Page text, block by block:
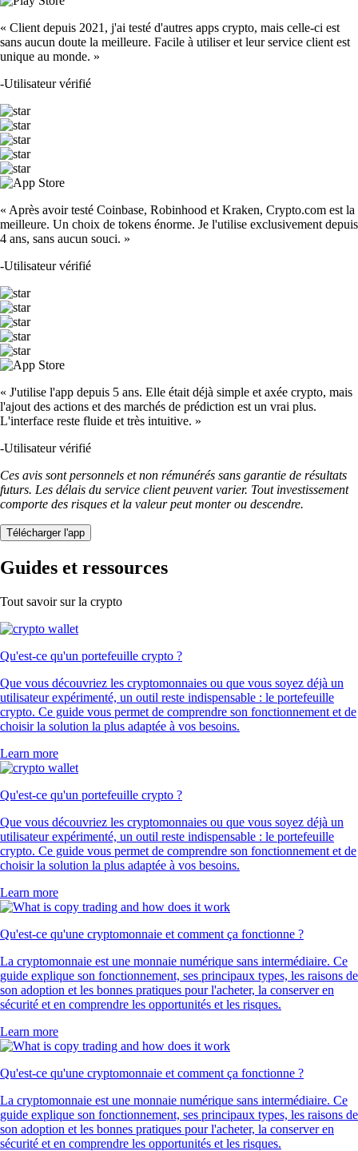
« Client depuis 2021, j'ai testé d'autres apps crypto, mais celle-ci est
sans aucun doute la meilleure. Facile à utiliser et leur service client est
unique au monde. »
-Utilisateur vérifié
« Après avoir testé Coinbase, Robinhood et Kraken, Crypto.com est la
meilleure. Un choix de tokens énorme. Je l'utilise exclusivement depuis
4 ans, sans aucun souci. »
-Utilisateur vérifié
« J'utilise l'app depuis 5 ans. Elle était déjà simple et axée crypto, mais
l'ajout des actions et des marchés de prédiction est un vrai plus.
L'interface reste fluide et très intuitive. »
-Utilisateur vérifié
Ces avis sont personnels et non rémunérés sans garantie de résultats
futurs. Les délais du service client peuvent varier. Tout investissement
comporte des risques et la valeur peut monter ou descendre.
Télécharger l'app
Guides et ressources
Tout savoir sur la crypto
Qu'est-ce qu'un portefeuille crypto ?
Que vous découvriez les cryptomonnaies ou que vous soyez déjà un
utilisateur expérimenté, un outil reste indispensable : le portefeuille
crypto. Ce guide vous permet de comprendre son fonctionnement et de
choisir la solution la plus adaptée à vos besoins.
Learn more
Qu'est-ce qu'un portefeuille crypto ?
Que vous découvriez les cryptomonnaies ou que vous soyez déjà un
utilisateur expérimenté, un outil reste indispensable : le portefeuille
crypto. Ce guide vous permet de comprendre son fonctionnement et de
choisir la solution la plus adaptée à vos besoins.
Learn more
Qu'est-ce qu'une cryptomonnaie et comment ça fonctionne ?
La cryptomonnaie est une monnaie numérique sans intermédiaire. Ce
guide explique son fonctionnement, ses principaux types, les raisons de
son adoption et les bonnes pratiques pour l'acheter, la conserver en
sécurité et en comprendre les opportunités et les risques.
Learn more
Qu'est-ce qu'une cryptomonnaie et comment ça fonctionne ?
La cryptomonnaie est une monnaie numérique sans intermédiaire. Ce
guide explique son fonctionnement, ses principaux types, les raisons de
son adoption et les bonnes pratiques pour l'acheter, la conserver en
sécurité et en comprendre les opportunités et les risques.